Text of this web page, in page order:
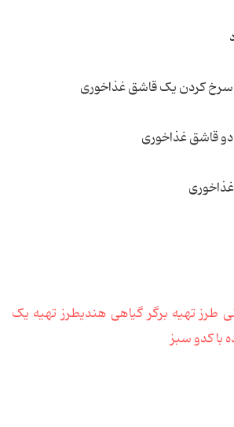
کردن یک قاشق غذاخوری
قاشق غذاخوری
طرز تهیه برگر گیاهی هندیطرز تهیه یک
با کدو سبز